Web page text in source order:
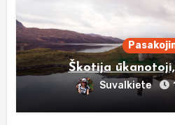
Škotija
Suvalkiete